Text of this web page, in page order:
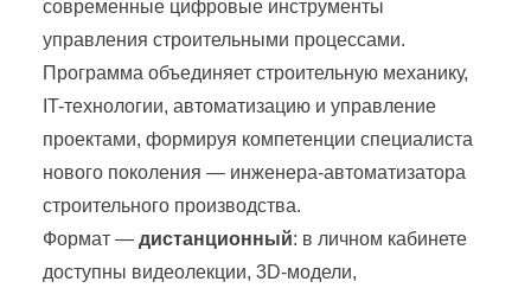
современные цифровые инструменты
управления строительными процессами.
Программа объединяет строительную механику,
IT-технологии, автоматизацию и управление
проектами, формируя компетенции специалиста
нового поколения — инженера-автоматизатора
строительного производства.
Формат — дистанционный: в личном кабинете
доступны видеолекции, 3D-модели,